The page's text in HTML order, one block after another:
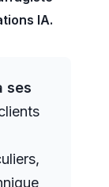
IA.
ses